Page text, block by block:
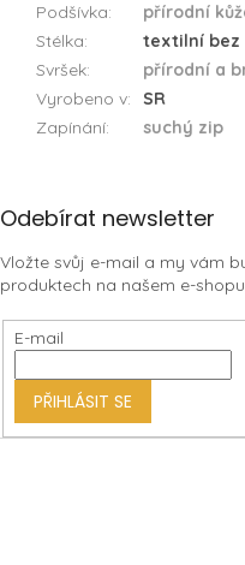
Podšívka:
přírodní
Stélka:
textilní bez
Svršek:
přírodní a
Vyrobeno v:
SR
Zapínání: suchý zip
Z
p
a
t
Odebírat newsletter
Vložte svůj e-mail a my vám
produktech na našem e-
E-mail
PŘIHLÁSIT SE